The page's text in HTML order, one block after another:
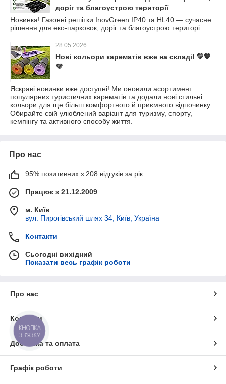
доріг та благоустрою території
Новинка! Газонні решітки InovGreen IP40 та HL40 — сучасне
рішення для еко-парковок, доріг та благоустрою територі
28.05.2026
Нові кольори карематів вже на складі! 💛🧡
💜
Яскраві новинки вже доступні! Ми оновили асортимент
популярних туристичних карематів та додали нові стильні
кольори для ще більш комфортного й приємного відпочинку.
Обирайте свій улюблений варіант для туризму, спорту,
кемпінгу та активного способу життя.
Про нас
95% позитивних з 208 відгуків за рік
Працює з 21.12.2009
м. Київ
вул. Пирогівський шлях 34, Київ, Україна
Контакти
Сьогодні вихідний
Показати весь графік роботи
Про нас
Контакти
Доставка та оплата
Графік роботи
КНОПКА
ЗВ'ЯЗКУ